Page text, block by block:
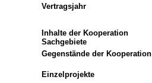
Vertragsjahr
Inhalte der Kooperation
Sachgebiete
Gegenstände der Kooperation
Einzelprojekte